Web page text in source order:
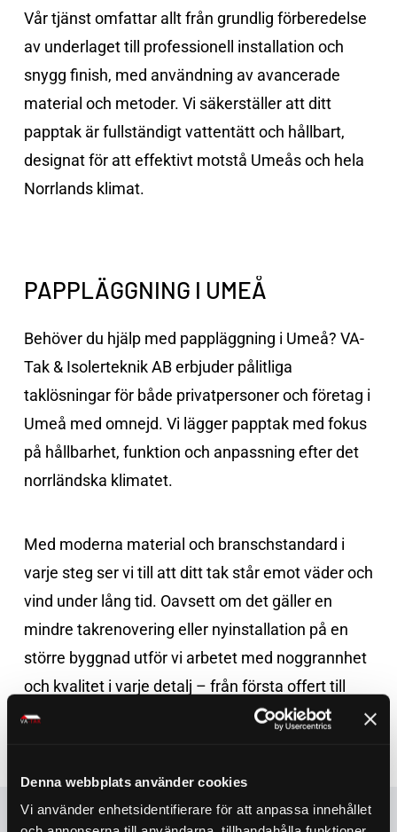
Denna webbplats använder cookies
Vi använder enhetsidentifierare för att anpassa innehållet
Vår tjänst omfattar allt från grundlig förberedelse
av underlaget till professionell installation och
snygg finish, med användning av avancerade
material och metoder. Vi säkerställer att ditt
papptak är fullständigt vattentätt och hållbart,
designat för att effektivt motstå Umeås och hela
Norrlands klimat.
PAPPLÄGGNING I UMEÅ
Behöver du hjälp med pappläggning i Umeå? VA-
Tak & Isolerteknik AB erbjuder pålitliga
taklösningar för både privatpersoner och företag i
Umeå med omnejd. Vi lägger papptak med fokus
på hållbarhet, funktion och anpassning efter det
norrländska klimatet.
Med moderna material och branschstandard i
varje steg ser vi till att ditt tak står emot väder och
vind under lång tid. Oavsett om det gäller en
mindre takrenovering eller nyinstallation på en
större byggnad utför vi arbetet med noggrannhet
och kvalitet i varje detalj – från första offert till
färdigt papptak.